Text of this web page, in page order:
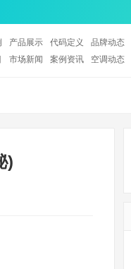
产品展示 代码定义 品牌动态
市场新闻 案例资讯 空调动态
)